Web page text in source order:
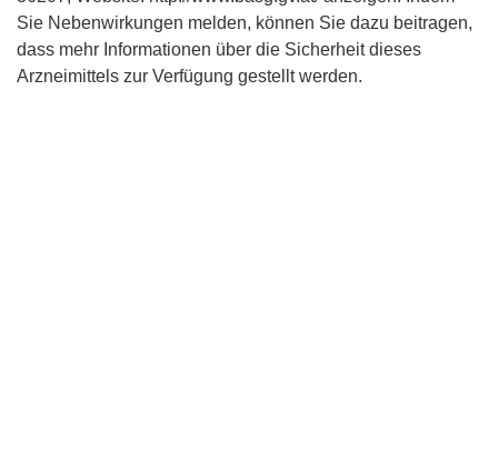
Sie Nebenwirkungen melden, können Sie dazu beitragen,
dass mehr Informationen über die Sicherheit dieses
Arzneimittels zur Verfügung gestellt werden.